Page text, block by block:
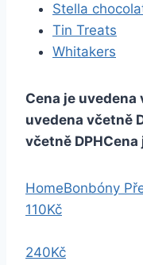
Stella
Tin Treats
Whitakers
Cena je uvedena
uvedena včetně
včetně DPHCena
HomeBonbóny
110Kč
240Kč